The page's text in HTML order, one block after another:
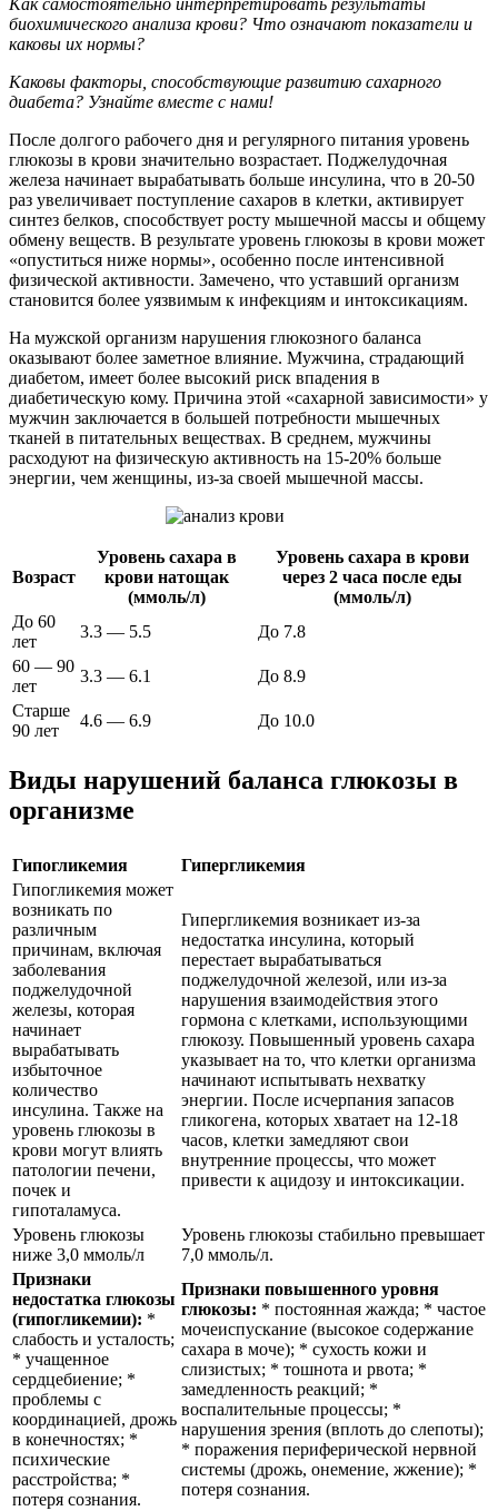
биохимического анализа крови? Что означают показатели и
каковы их нормы?
Каковы факторы, способствующие развитию сахарного
диабета? Узнайте вместе с нами!
После долгого рабочего дня и регулярного питания уровень
глюкозы в крови значительно возрастает. Поджелудочная
железа начинает вырабатывать больше инсулина, что в 20-50
раз увеличивает поступление сахаров в клетки, активирует
синтез белков, способствует росту мышечной массы и общему
обмену веществ. В результате уровень глюкозы в крови может
«опуститься ниже нормы», особенно после интенсивной
физической активности. Замечено, что уставший организм
становится более уязвимым к инфекциям и интоксикациям.
На мужской организм нарушения глюкозного баланса
оказывают более заметное влияние. Мужчина, страдающий
диабетом, имеет более высокий риск впадения в
диабетическую кому. Причина этой «сахарной зависимости» у
мужчин заключается в большей потребности мышечных
тканей в питательных веществах. В среднем, мужчины
расходуют на физическую активность на 15-20% больше
энергии, чем женщины, из-за своей мышечной массы.
Возраст
Уровень сахара в
крови натощак
(ммоль/л)
Уровень сахара в крови
через 2 часа после еды
(ммоль/л)
До 60
лет
3.3 — 5.5
До 7.8
60 — 90
лет
3.3 — 6.1
До 8.9
Старше
90 лет
4.6 — 6.9 До 10.0
Виды нарушений баланса глюкозы в
организме
Гипогликемия
Гипергликемия
Гипогликемия может
возникать по
различным
причинам, включая
заболевания
поджелудочной
железы, которая
начинает
вырабатывать
избыточное
количество
инсулина. Также на
уровень глюкозы в
крови могут влиять
патологии печени,
почек и
гипоталамуса.
Гипергликемия возникает из-за
недостатка инсулина, который
перестает вырабатываться
поджелудочной железой, или из-за
нарушения взаимодействия этого
гормона с клетками, использующими
глюкозу. Повышенный уровень сахара
указывает на то, что клетки организма
начинают испытывать нехватку
энергии. После исчерпания запасов
гликогена, которых хватает на 12-18
часов, клетки замедляют свои
внутренние процессы, что может
привести к ацидозу и интоксикации.
Уровень глюкозы
ниже 3,0 ммоль/л
Уровень глюкозы стабильно превышает
7,0 ммоль/л.
Признаки
недостатка глюкозы
(гипогликемии): *
слабость и усталость;
* учащенное
сердцебиение; *
проблемы с
координацией, дрожь
в конечностях; *
психические
расстройства; *
потеря сознания.
Признаки повышенного уровня
глюкозы: * постоянная жажда; * частое
мочеиспускание (высокое содержание
сахара в моче); * сухость кожи и
слизистых; * тошнота и рвота; *
замедленность реакций; *
воспалительные процессы; *
нарушения зрения (вплоть до слепоты);
* поражения периферической нервной
системы (дрожь, онемение, жжение); *
потеря сознания.